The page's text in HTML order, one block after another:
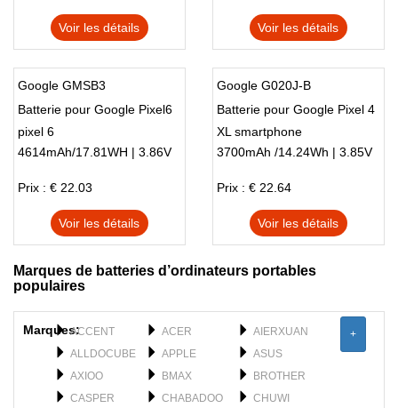
Voir les détails Voir les détails
Google GMSB3
Batterie pour Google Pixel6
pixel 6
4614mAh/17.81WH | 3.86V
Prix : € 22.03
Voir les détails
Google G020J-B
Batterie pour Google Pixel 4
XL smartphone
3700mAh /14.24Wh | 3.85V
Prix : € 22.64
Voir les détails
Marques de batteries d’ordinateurs portables
populaires
Marques:ACCENT ACER
AIERXUAN
ALLDOCUBE
APPLE
ASUS
AXIOO
BMAX
BROTHER
CASPER
CHABADOO
CHUWI
+